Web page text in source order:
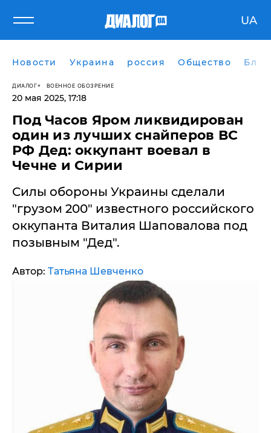
UA
Новости Украина россия Общество
ДИАЛОГ ВОЕННОЕ ОБОЗРЕНИЕ
20 мая 2025, 17:18
​Под Часов Яром ликвидирован
один из лучших снайперов ВС
РФ Дед: оккупант воевал в
Чечне и Сирии
Силы обороны Украины сделали
"грузом 200" известного российского
оккупанта Виталия Шаповалова под
позывным "Дед".
Автор: Татьяна Шевченко